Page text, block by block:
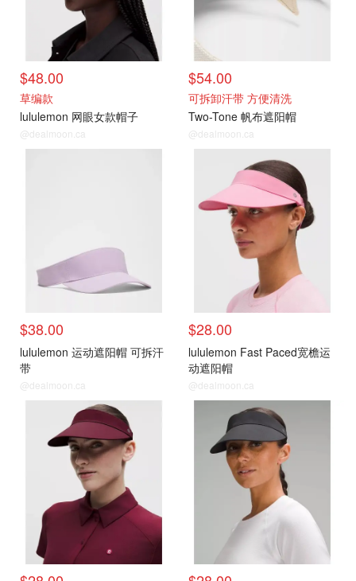
$48.00
草编款
lululemon 网眼女款帽子
@dealmoon.ca
$54.00
可拆卸汗带 方便清洗
Two-Tone 帆布遮阳帽
@dealmoon.ca
$38.00
lululemon 运动遮阳帽 可拆汗
带
@dealmoon.ca
$28.00
lululemon Fast Paced宽檐运
动遮阳帽
@dealmoon.ca